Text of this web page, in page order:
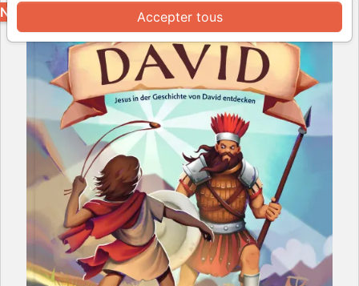
NOUVEAU Accepter tous